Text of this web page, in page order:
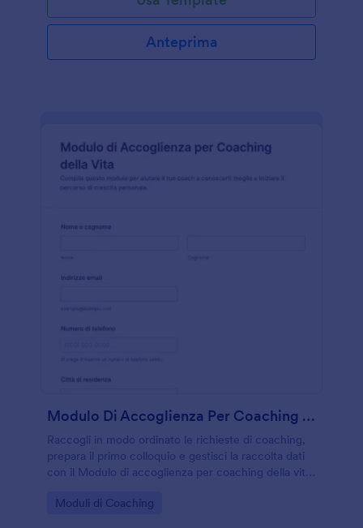
Anteprima
Modulo Di Accoglienza Per Coaching Della Vita
Raccogli in modo ordinato le richieste di coaching,
prepara il primo colloquio e gestisci la raccolta dati
con il Modulo di accoglienza per coaching della vita,
lavorano online o in studio.
Go to Category:
Moduli di Coaching